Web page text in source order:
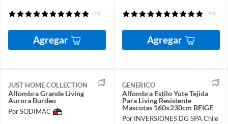
(11)
Agregar
(164)
Agregar
JUST HOME COLLECTION
Alfombra Grande Living
Aurora Burdeo
Por SODIMAC
GENERICO
Alfombra Estilo Yute Tejida
Para Living Resistente
Mascotas 160x230cm BEIGE
Por INVERSIONES DG SPA Chile